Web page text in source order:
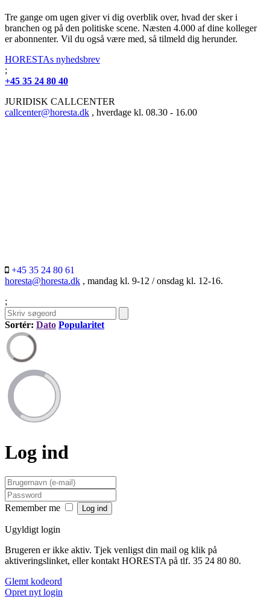
Tre gange om ugen giver vi dig overblik over, hvad der sker i
branchen og på den politiske scene. Næsten 4.000 af dine kolleger
er abonnenter. Vil du også være med, så tilmeld dig herunder.
HORESTAs nyhedsbrev
;
+45 35 24 80 40
JURIDISK CALLCENTER
callcenter@horesta.dk , hverdage kl. 08.30 - 16.00
+45 35 24 80 61
horesta@horesta.dk , mandag kl. 9-12 / onsdag kl. 12-16.
;
Sortér: Dato Popularitet
Log ind
Remember me
Ugyldigt login
Brugeren er ikke aktiv. Tjek venligst din mail og klik på
aktiveringslinket, eller kontakt HORESTA på tlf. 35 24 80 80.
Glemt kodeord
Opret nyt login